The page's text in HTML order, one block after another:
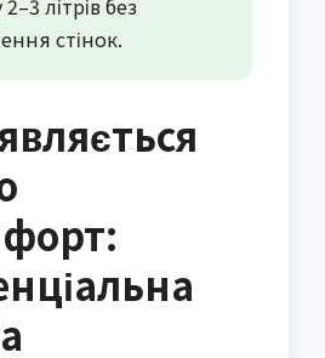
літрів без
стінок.